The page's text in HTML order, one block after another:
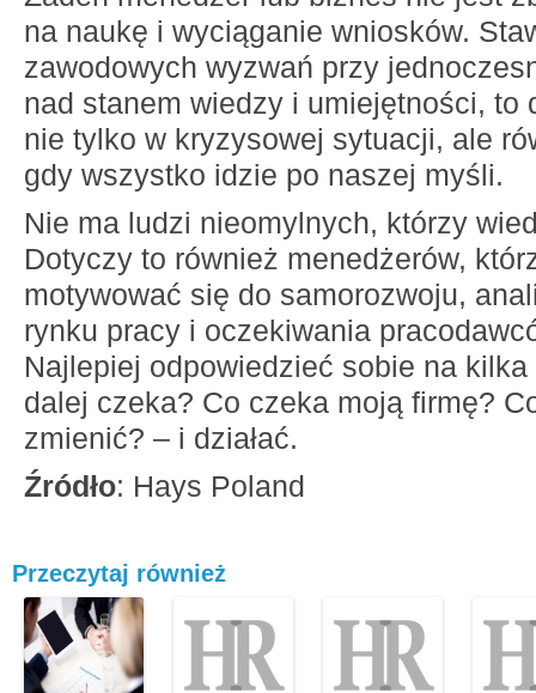
na naukę i wyciąganie wniosków.
zawodowych wyzwań przy
nad stanem wiedzy i umiejętności, to
nie tylko w kryzysowej sytuacji, ale
gdy wszystko idzie po naszej myśli.
Nie ma ludzi nieomylnych, którzy
Dotyczy to również menedżerów,
motywować się do samorozwoju,
rynku pracy i oczekiwania
Najlepiej odpowiedzieć sobie na
dalej czeka? Co czeka moją firmę?
zmienić? – i działać.
Źródło: Hays Poland
Przeczytaj również